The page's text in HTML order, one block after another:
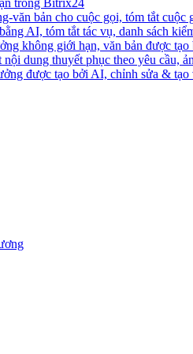
trong Bitrix24
văn bản cho cuộc gọi, tóm tắt
AI, tóm tắt tác vụ, danh sách
không giới hạn, văn bản được
nội dung thuyết phục theo yêu cầu,
được tạo bởi AI, chỉnh sửa &